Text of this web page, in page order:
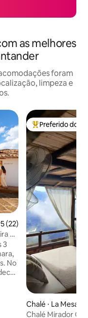
as melhores
foram
limpeza e
uma avaliação média
5 (22)
e
3
No
Entre os
Preferido dos
Chalé ⋅ La Mesa
Chalé Mirador